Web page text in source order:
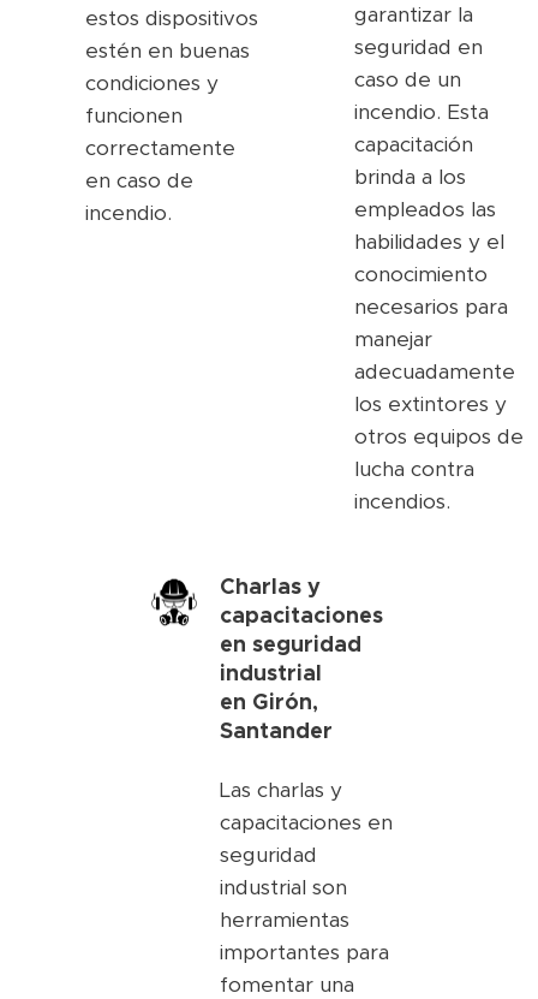
estos dispositivos
estén en buenas
condiciones y
funcionen
correctamente
en caso de
incendio.
garantizar la
seguridad en
caso de un
incendio. Esta
capacitación
brinda a los
empleados las
habilidades y el
conocimiento
necesarios para
manejar
adecuadamente
los extintores y
otros equipos de
lucha contra
incendios.
Charlas y
capacitaciones
en seguridad
industrial
en Girón,
Santander
Las charlas y
capacitaciones en
seguridad
industrial son
herramientas
importantes para
fomentar una